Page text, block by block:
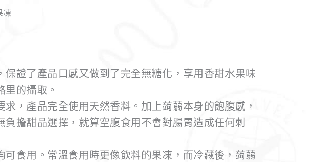
保證了產品口感又做到了完全無糖化，享用香甜水果味
的攝取。
，產品完全使用天然香料。加上蒟蒻本身的飽腹感，
擔甜品選擇，就算空腹食用不會對腸胃造成任何刺
可食用。常溫食用時更像飲料的果凍，而冷藏後，蒟蒻